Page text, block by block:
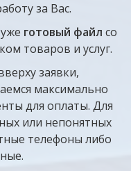
за Вас.
готовый файл со
товаров и услуг.
заявки,
максимально
для оплаты. Для
или непонятных
телефоны либо